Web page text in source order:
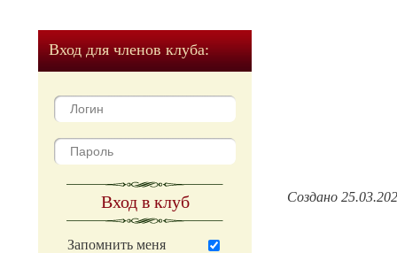
Вход для членов клуба:
Вход в клуб
Запомнить меня
Создано